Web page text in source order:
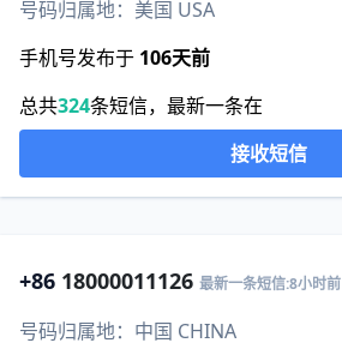
号码归属地：美国 USA
手机号发布于 106天前
总共324条短信，最新一条在
接收短信
+86 18000011126 最新一条短信:8小时前
号码归属地：中国 CHINA